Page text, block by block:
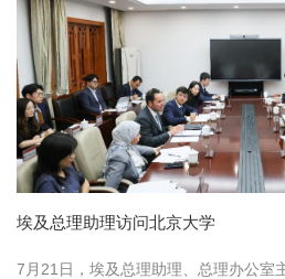
埃及总理助理访问北京大学
7月21日，埃及总理助理、总理办公室